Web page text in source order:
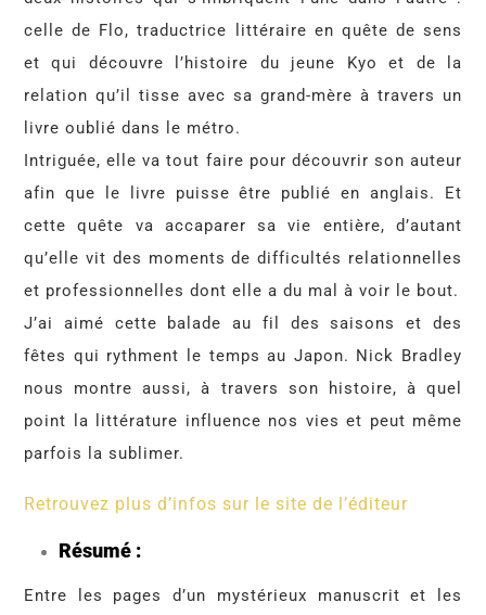
celle de Flo, traductrice littéraire en quête de sens
et qui découvre l’histoire du jeune Kyo et de la
relation qu’il tisse avec sa grand-mère à travers un
livre oublié dans le métro.
Intriguée, elle va tout faire pour découvrir son auteur
afin que le livre puisse être publié en anglais. Et
cette quête va accaparer sa vie entière, d’autant
qu’elle vit des moments de difficultés relationnelles
et professionnelles dont elle a du mal à voir le bout.
J’ai aimé cette balade au fil des saisons et des
fêtes qui rythment le temps au Japon. Nick Bradley
nous montre aussi, à travers son histoire, à quel
point la littérature influence nos vies et peut même
parfois la sublimer.
Retrouvez plus d’infos sur le site de l’éditeur
Résumé :
Entre les pages d’un mystérieux manuscrit et les